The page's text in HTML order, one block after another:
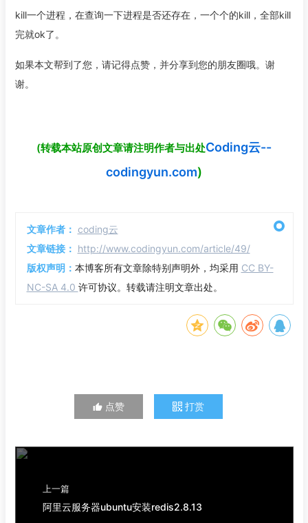
kill一个进程，在查询一下进程是否还存在，一个个的kill，全部kill
完就ok了。
如果本文帮到了您，请记得点赞，并分享到您的朋友圈哦。谢
谢。
(转载本站原创文章请注明作者与出处Coding云--
codingyun.com)
文章作者： coding云
文章链接： http://www.codingyun.com/article/49/
版权声明： 本博客所有文章除特别声明外，均采用 CC BY-
NC-SA 4.0 许可协议。转载请注明文章出处。
点赞 打赏
上一篇
阿里云服务器ubuntu安装redis2.8.13